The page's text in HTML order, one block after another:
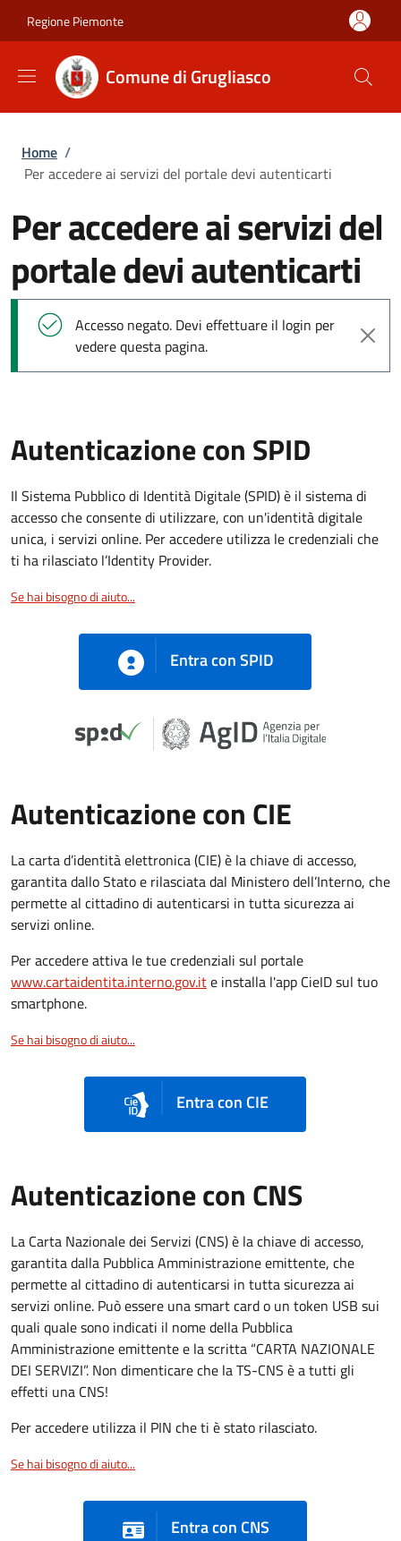
Regione Piemonte
Comune di Grugliasco
Briciole di pane
Home /
Per accedere ai servizi del portale devi autenticarti
Per accedere ai servizi del
portale devi autenticarti
Messaggio di stato
Accesso negato. Devi effettuare il login per
vedere questa pagina.
Autenticazione con SPID
Il Sistema Pubblico di Identità Digitale (SPID) è il sistema di
accesso che consente di utilizzare, con un'identità digitale
unica, i servizi online. Per accedere utilizza le credenziali che
ti ha rilasciato l’Identity Provider.
Se hai bisogno di aiuto...
Entra con SPID
Autenticazione con CIE
La carta d’identità elettronica (CIE) è la chiave di accesso,
garantita dallo Stato e rilasciata dal Ministero dell’Interno, che
permette al cittadino di autenticarsi in tutta sicurezza ai
servizi online.
Per accedere attiva le tue credenziali sul portale
www.cartaidentita.interno.gov.ite installa l'app CieID sul tuo
smartphone.
Se hai bisogno di aiuto...
Entra con CIE
Autenticazione con CNS
La Carta Nazionale dei Servizi (CNS) è la chiave di accesso,
garantita dalla Pubblica Amministrazione emittente, che
permette al cittadino di autenticarsi in tutta sicurezza ai
servizi online. Può essere una smart card o un token USB sui
quali quale sono indicati il nome della Pubblica
Amministrazione emittente e la scritta “CARTA NAZIONALE
DEI SERVIZI”. Non dimenticare che la TS-CNS è a tutti gli
effetti una CNS!
Per accedere utilizza il PIN che ti è stato rilasciato.
Se hai bisogno di aiuto...
Entra con CNS